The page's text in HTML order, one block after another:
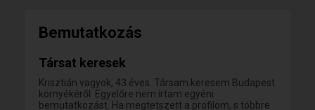
Bemutatkozás
Társat keresek
Krisztián vagyok, 43 éves. Társam keresem Budapest
környékéről. Egyelőre nem írtam egyéni
bemutatkozást. Ha megtetszett a profilom, s többre